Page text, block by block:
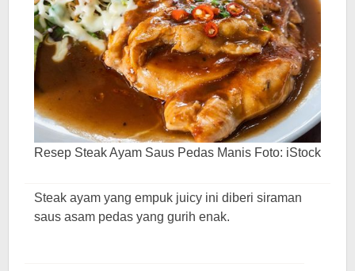
Resep Steak Ayam Saus Pedas Manis Foto: iStock
Steak ayam yang empuk juicy ini diberi siraman
saus asam pedas yang gurih enak.